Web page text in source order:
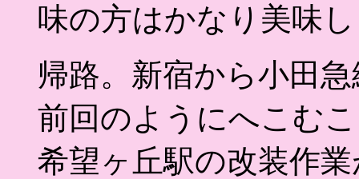
味の方はかなり美味
帰路。新宿から小田急
前回のようにへこむ
希望ヶ丘駅の改装作